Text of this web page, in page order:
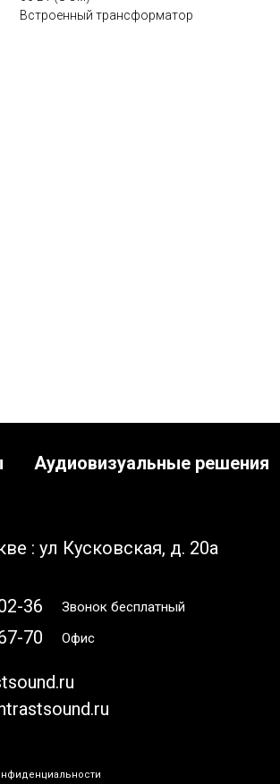
Встроенный трансформатор
Аудиовизуальные решения
: ул Кусковская, д. 20а
36 Звонок бесплатный
70 Офис